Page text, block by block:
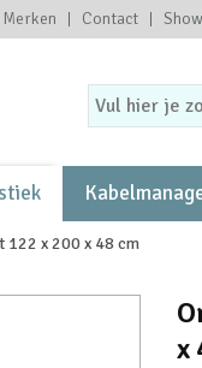
Merken Contact
122 x 200 x 48 cm
x